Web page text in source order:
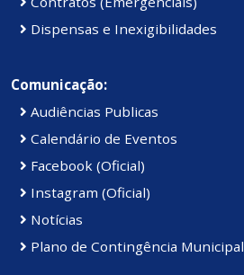
Dispensas e Inexigibilidades
Comunicação:
Audiências Publicas
Calendário de Eventos
Facebook (Oficial)
Instagram (Oficial)
Notícias
Plano de Contingência Municipal